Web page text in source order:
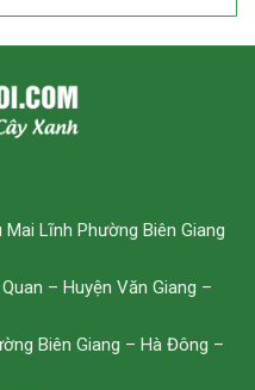
Lĩnh Phường Biên Giang
– Huyện Văn Giang –
Biên Giang – Hà Đông –